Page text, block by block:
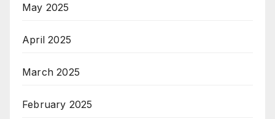
May 2025
April 2025
March 2025
February 2025